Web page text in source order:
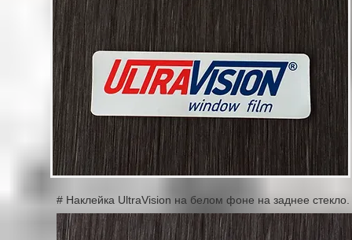
# Наклейка UltraVision на белом фоне на заднее стекло.